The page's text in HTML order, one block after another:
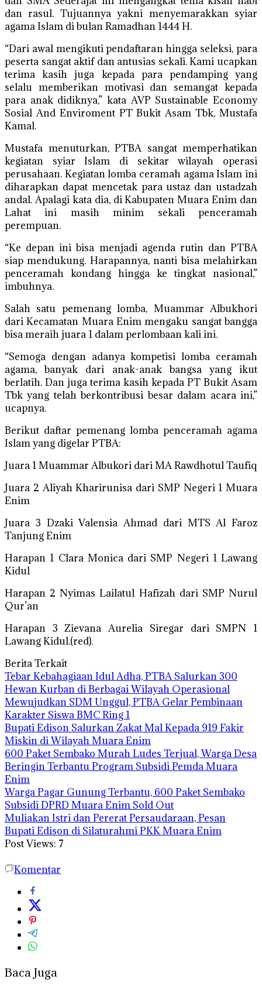
dan rasul. Tujuannya yakni menyemarakkan syiar
agama Islam di bulan Ramadhan 1444 H.
“Dari awal mengikuti pendaftaran hingga seleksi, para
peserta sangat aktif dan antusias sekali. Kami ucapkan
terima kasih juga kepada para pendamping yang
selalu memberikan motivasi dan semangat kepada
para anak didiknya,” kata AVP Sustainable Economy
Sosial And Enviroment PT Bukit Asam Tbk, Mustafa
Kamal.
Mustafa menuturkan, PTBA sangat memperhatikan
kegiatan syiar Islam di sekitar wilayah operasi
perusahaan. Kegiatan lomba ceramah agama Islam ini
diharapkan dapat mencetak para ustaz dan ustadzah
andal. Apalagi kata dia, di Kabupaten Muara Enim dan
Lahat ini masih minim sekali penceramah
perempuan.
“Ke depan ini bisa menjadi agenda rutin dan PTBA
siap mendukung. Harapannya, nanti bisa melahirkan
penceramah kondang hingga ke tingkat nasional,”
imbuhnya.
Salah satu pemenang lomba, Muammar Albukhori
dari Kecamatan Muara Enim mengaku sangat bangga
bisa meraih juara 1 dalam perlombaan kali ini.
“Semoga dengan adanya kompetisi lomba ceramah
agama, banyak dari anak-anak bangsa yang ikut
berlatih. Dan juga terima kasih kepada PT Bukit Asam
Tbk yang telah berkontribusi besar dalam acara ini,”
ucapnya.
Berikut daftar pemenang lomba penceramah agama
Islam yang digelar PTBA:
Juara 1 Muammar Albukori dari MA Rawdhotul Taufiq
Juara 2 Aliyah Kharirunisa dari SMP Negeri 1 Muara
Enim
Juara 3 Dzaki Valensia Ahmad dari MTS Al Faroz
Tanjung Enim
Harapan 1 Clara Monica dari SMP Negeri 1 Lawang
Kidul
Harapan 2 Nyimas Lailatul Hafizah dari SMP Nurul
Qur’an
Harapan 3 Zievana Aurelia Siregar dari SMPN 1
Lawang Kidul.(red).
Berita Terkait
Tebar Kebahagiaan Idul Adha, PTBA Salurkan 300
Hewan Kurban di Berbagai Wilayah Operasional
Mewujudkan SDM Unggul, PTBA Gelar Pembinaan
Karakter Siswa BMC Ring 1
Bupati Edison Salurkan Zakat Mal Kepada 919 Fakir
Miskin di Wilayah Muara Enim
600 Paket Sembako Murah Ludes Terjual, Warga Desa
Beringin Terbantu Program Subsidi Pemda Muara
Enim
Warga Pagar Gunung Terbantu, 600 Paket Sembako
Subsidi DPRD Muara Enim Sold Out
Muliakan Istri dan Pererat Persaudaraan, Pesan
Bupati Edison di Silaturahmi PKK Muara Enim
Post Views: 7
Komentar
Baca Juga